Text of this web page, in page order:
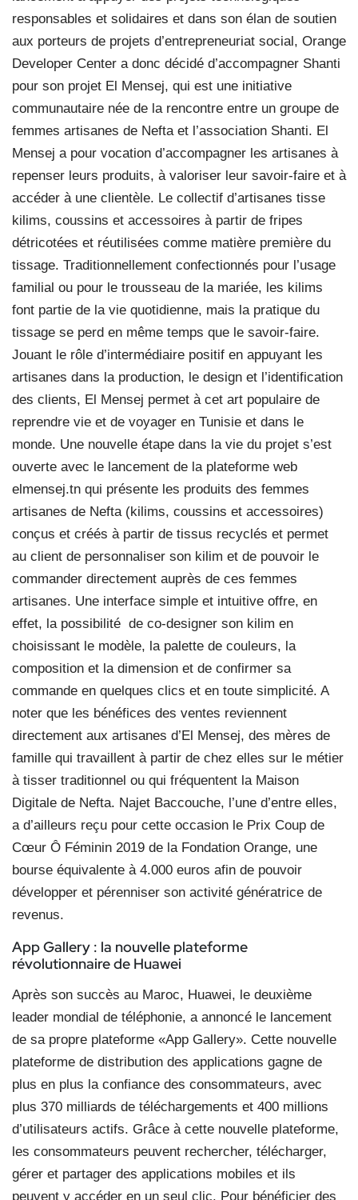
responsables et solidaires et dans son élan de soutien
aux porteurs de projets d’entrepreneuriat social, Orange
Developer Center a donc décidé d’accompagner Shanti
pour son projet El Mensej, qui est une initiative
communautaire née de la rencontre entre un groupe de
femmes artisanes de Nefta et l’association Shanti. El
Mensej a pour vocation d’accompagner les artisanes à
repenser leurs produits, à valoriser leur savoir-faire et à
accéder à une clientèle. Le collectif d’artisanes tisse
kilims, coussins et accessoires à partir de fripes
détricotées et réutilisées comme matière première du
tissage. Traditionnellement confectionnés pour l’usage
familial ou pour le trousseau de la mariée, les kilims
font partie de la vie quotidienne, mais la pratique du
tissage se perd en même temps que le savoir-faire.
Jouant le rôle d’intermédiaire positif en appuyant les
artisanes dans la production, le design et l’identification
des clients, El Mensej permet à cet art populaire de
reprendre vie et de voyager en Tunisie et dans le
monde. Une nouvelle étape dans la vie du projet s’est
ouverte avec le lancement de la plateforme web
elmensej.tn qui présente les produits des femmes
artisanes de Nefta (kilims, coussins et accessoires)
conçus et créés à partir de tissus recyclés et permet
au client de personnaliser son kilim et de pouvoir le
commander directement auprès de ces femmes
artisanes. Une interface simple et intuitive offre, en
effet, la possibilité de co-designer son kilim en
choisissant le modèle, la palette de couleurs, la
composition et la dimension et de confirmer sa
commande en quelques clics et en toute simplicité. A
noter que les bénéfices des ventes reviennent
directement aux artisanes d’El Mensej, des mères de
famille qui travaillent à partir de chez elles sur le métier
à tisser traditionnel ou qui fréquentent la Maison
Digitale de Nefta. Najet Baccouche, l’une d’entre elles,
a d’ailleurs reçu pour cette occasion le Prix Coup de
Cœur Ô Féminin 2019 de la Fondation Orange, une
bourse équivalente à 4.000 euros afin de pouvoir
développer et pérenniser son activité génératrice de
revenus.
App Gallery : la nouvelle plateforme
révolutionnaire de Huawei
Après son succès au Maroc, Huawei, le deuxième
leader mondial de téléphonie, a annoncé le lancement
de sa propre plateforme «App Gallery». Cette nouvelle
plateforme de distribution des applications gagne de
plus en plus la confiance des consommateurs, avec
plus 370 milliards de téléchargements et 400 millions
d’utilisateurs actifs. Grâce à cette nouvelle plateforme,
les consommateurs peuvent rechercher, télécharger,
gérer et partager des applications mobiles et ils
peuvent y accéder en un seul clic. Pour bénéficier des